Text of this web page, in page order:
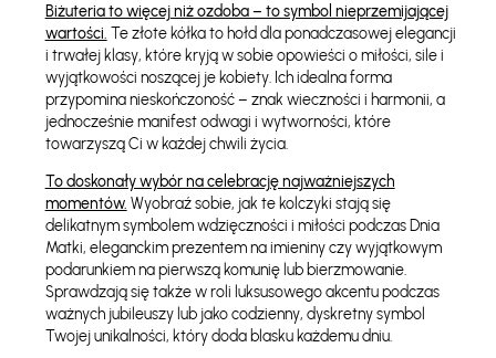
Biżuteria to więcej niż ozdoba – to symbol nieprzemijającej
wartości. Te złote kółka to hołd dla ponadczasowej elegancji
i trwałej klasy, które kryją w sobie opowieści o miłości, sile i
wyjątkowości noszącej je kobiety. Ich idealna forma
przypomina nieskończoność – znak wieczności i harmonii, a
jednocześnie manifest odwagi i wytworności, które
towarzyszą Ci w każdej chwili życia.
To doskonały wybór na celebrację najważniejszych
momentów. Wyobraź sobie, jak te kolczyki stają się
delikatnym symbolem wdzięczności i miłości podczas Dnia
Matki, eleganckim prezentem na imieniny czy wyjątkowym
podarunkiem na pierwszą komunię lub bierzmowanie.
Sprawdzają się także w roli luksusowego akcentu podczas
ważnych jubileuszy lub jako codzienny, dyskretny symbol
Twojej unikalności, który doda blasku każdemu dniu.